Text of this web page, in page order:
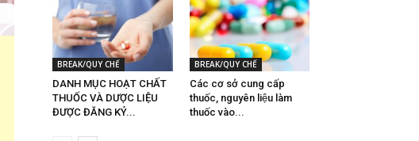
BREAK/QUY CHẾ
DANH MỤC HOẠT CHẤT
THUỐC VÀ DƯỢC LIỆU
ĐƯỢC ĐĂNG KÝ...
BREAK/QUY CHẾ
Các cơ sở cung cấp
thuốc, nguyên liệu làm
thuốc vào...